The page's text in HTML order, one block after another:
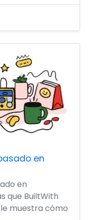
en
en
que BuiltWith
muestra cómo